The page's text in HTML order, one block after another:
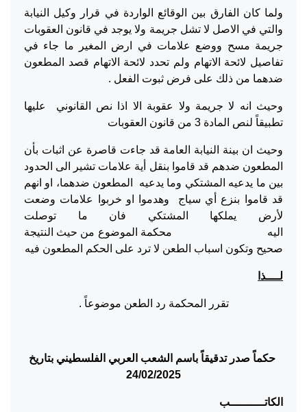
ولما كان الفارق بين الوقائع الواردة في قرار وكيل النيابة
والتي في الاصل لا تشل جريمة ولا يوجد في قانون العقوبات
جريمة مسح ووضع علامات في ارض المغير ما جاء في
تفاصيل لائحة الاتهام ولم تحدد لائحة الاتهام قصد المطعون
ضدهما من ذلك على فرض ثبوت الفعل .
وحيث انه لا جريمة ولا عقوبة الا اذا نص القانوني عليها
تطبيقاً لنص المادة 3 من قانون العقوبات
وحيث ان بينة النيابة العامة قد جاءت قاصرة عن اثبات بأن
المطعون ضدهم قد قاموا بنقل أية علامات تشير الى الحدود
بين ما يدعيه المشتكي وما يدعيه المطعون ضدهما، او انهم
قد قاموا بنزع أي سياج وهدموا او خربوا علامات وضعت
لأرض يملكها المشتكي فان ما توصلت
اليه محكمة الموضوع من حيث النتيجة
صحيح وتكون اسباب الطعن لا ترد على الحكم المطعون فيه
لــــذا
تقرر المحكمة رد الطعن موضوعاً .
حكماً صدر تدقيقاً باسم الشعب العربي الفلسطيني بتاريخ
24/02/2025
الكاتــــــــــب